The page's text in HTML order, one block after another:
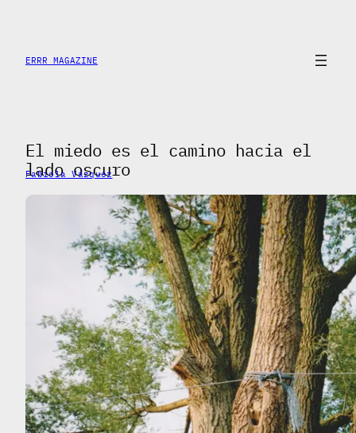
contenido
ERRR MAGAZINE
El miedo es el camino hacia el
lado oscuro
Fabiola Vázquez